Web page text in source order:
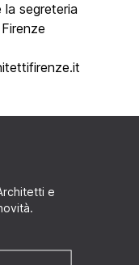
segreteria
e